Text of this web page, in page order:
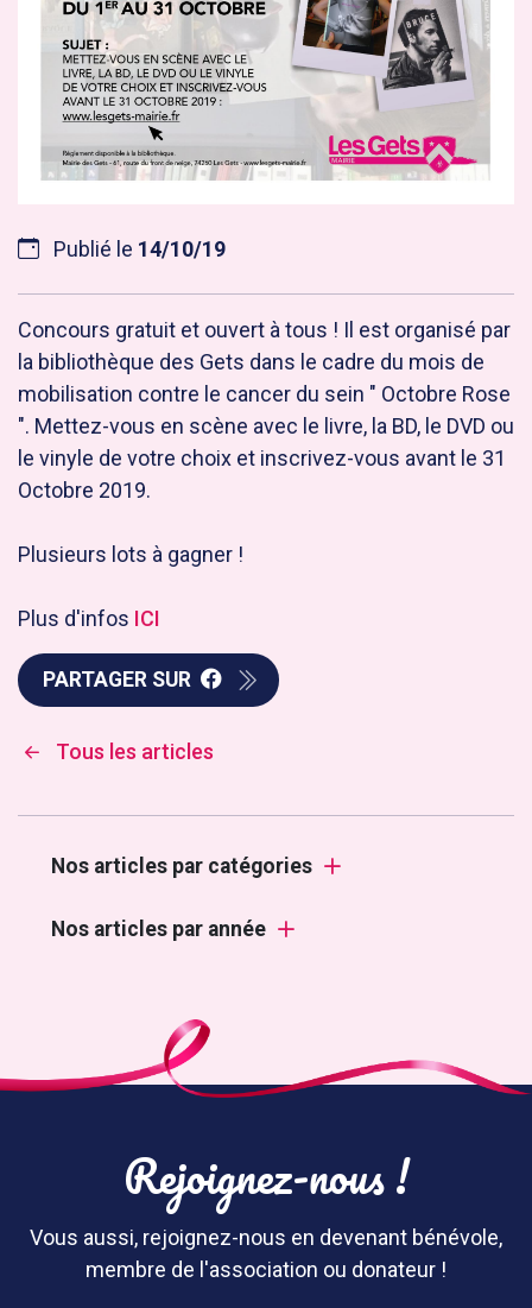
Publié le 14/10/19
Concours gratuit et ouvert à tous ! Il est organisé par
la bibliothèque des Gets dans le cadre du mois de
mobilisation contre le cancer du sein " Octobre Rose
". Mettez-vous en scène avec le livre, la BD, le DVD ou
le vinyle de votre choix et inscrivez-vous avant le 31
Octobre 2019.
Plusieurs lots à gagner !
Plus d'infos ICI
PARTAGER SUR
Tous les articles
Nos articles par catégories
Nos articles par année
Rejoignez-nous !
Vous aussi, rejoignez-nous en devenant bénévole,
membre de l'association ou donateur !